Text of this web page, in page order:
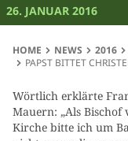
26. JANUAR 2016
HOME NEWS 2016
PAPST BITTET
Wörtlich erklärte
Mauern: „Als
Kirche bitte ich um